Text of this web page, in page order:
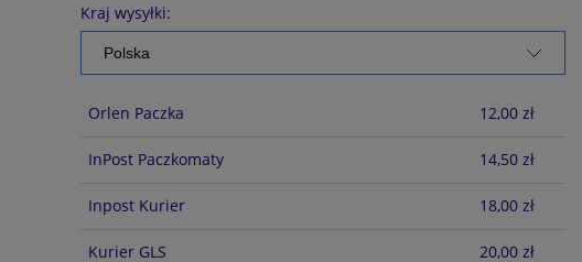
KOSZTÓW PŁATNOŚCI
Kraj wysyłki:
Orlen Paczka 12,00 zł
InPost Paczkomaty 14,50 zł
Inpost Kurier 18,00 zł
Kurier GLS 20,00 zł